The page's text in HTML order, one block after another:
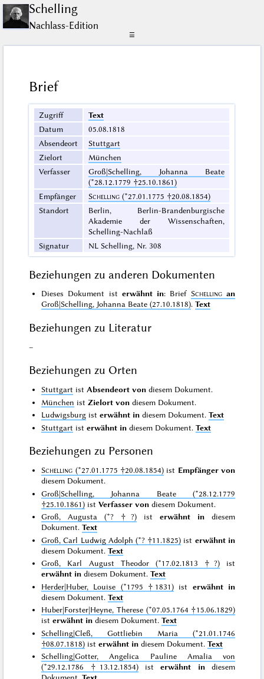
Schelling
Nachlass-Edition
☰
Brief
Zugriff
Text
Datum
05.08.1818
Absendeort
Stuttgart
Zielort
München
Verfasser
Groß|Schelling, Johanna Beate
(*28.12.1779 †25.10.1861)
Empfänger
Schelling (*27.01.1775 †20.08.1854)
Standort
Berlin, Berlin-Brandenburgische
Akademie der Wissenschaften,
Schelling-Nachlaß
Signatur
NL Schelling, Nr. 308
Beziehungen zu anderen Dokumenten
Dieses Dokument ist erwähnt in: Brief Schelling an
Groß|Schelling, Johanna Beate (27.10.1818).Text
Beziehungen zu Literatur
–
Beziehungen zu Orten
Stuttgart ist Absendeort von diesem Dokument.
München istZielort von diesem Dokument.
Ludwigsburg isterwähnt in diesem Dokument.Text
Stuttgart isterwähnt in diesem Dokument.Text
Beziehungen zu Personen
Schelling (*27.01.1775 †20.08.1854) ist Empfänger von
diesem Dokument.
Groß|Schelling, Johanna Beate (*28.12.1779
†25.10.1861) istVerfasser von diesem Dokument.
Groß, Augusta (*? †?)ist erwähnt indiesem
Dokument.Text
Groß, Carl Ludwig Adolph (*? †11.1825) ist erwähnt in
diesem Dokument.Text
Groß, Karl August Theodor (*17.02.1813 †?)ist
erwähnt in diesem Dokument.Text
Herder|Huber, Louise (*1795 †1831) ist erwähnt in
diesem Dokument.Text
Huber|Forster|Heyne, Therese (*07.05.1764 †15.06.1829)
isterwähnt in diesem Dokument.Text
Schelling|Cleß, Gottliebin Maria (*21.01.1746
†08.07.1818) isterwähnt in diesem Dokument.Text
Schelling|Gotter, Angelica Pauline Amalia von
(*29.12.1786 †13.12.1854)isterwähnt indiesem